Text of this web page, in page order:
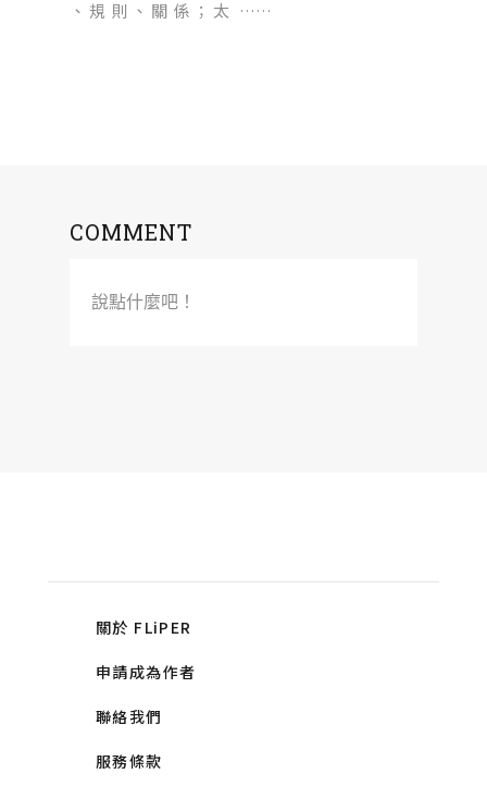
、 規 則 、 關 係 ； 太 ……
COMMENT
說點什麼吧！
關於 FLiPER
申請成為作者
聯絡我們
服務條款